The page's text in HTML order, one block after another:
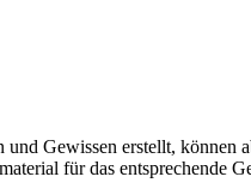
Gewissen erstellt, können
für das entsprechende